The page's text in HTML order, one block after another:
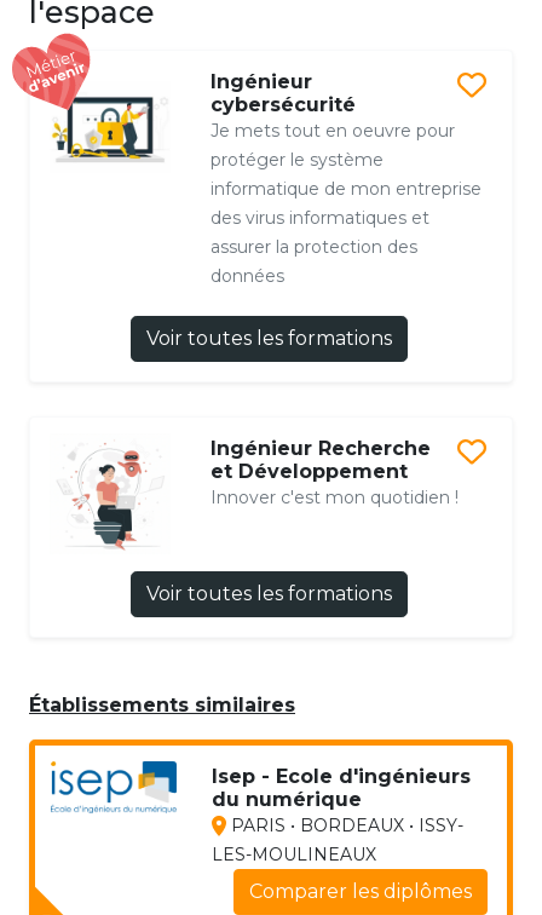
l'espace
Ingénieur
cybersécurité
Je mets tout en oeuvre pour
protéger le système
informatique de mon entreprise
des virus informatiques et
assurer la protection des
données
Voir toutes les formations
Ingénieur Recherche
et Développement
Innover c'est mon quotidien !
Voir toutes les formations
Établissements similaires
Isep - Ecole d'ingénieurs
du numérique
PARIS • BORDEAUX • ISSY-
LES-MOULINEAUX
Comparer les diplômes